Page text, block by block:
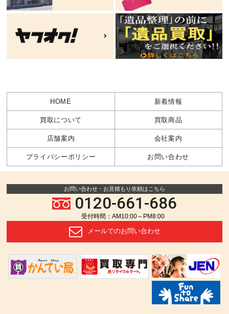
HOME 新着情報
買取について 買取商品
店舗案内 会社案内
プライバシーポリシー お問い合わせ
お問い合わせ・お見積もり依頼はこちら
0120-661-686
受付時間：AM10:00～PM8:00
メールでのお問い合わせ